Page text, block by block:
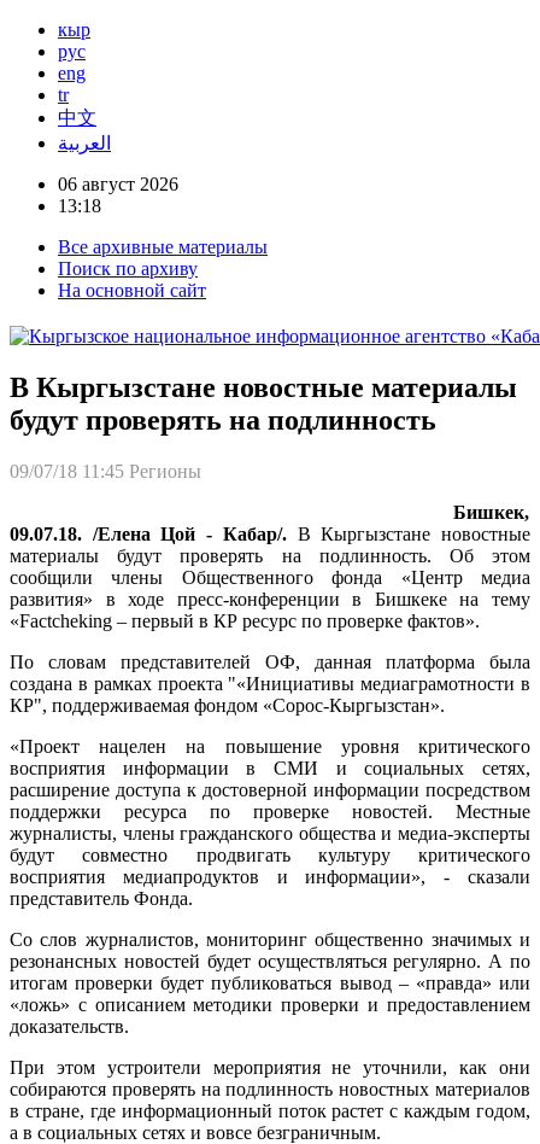
кыр
рус
eng
tr
中文
العربية
06 август 2026
13:18
Все архивные материалы
Поиск по архиву
На основной сайт
В Кыргызстане новостные материалы
будут проверять на подлинность
09/07/18 11:45 Регионы
Бишкек,
09.07.18. /Елена Цой - Кабар/.В Кыргызстане новостные
материалы будут проверять на подлинность. Об этом
сообщили члены Общественного фонда «Центр медиа
развития» в ходе пресс-конференции в Бишкеке на тему
«Factcheking – первый в КР ресурс по проверке фактов».
По словам представителей ОФ, данная платформа была
создана в рамках проекта "«Инициативы медиаграмотности в
КР", поддерживаемая фондом «Сорос-Кыргызстан».
«Проект нацелен на повышение уровня критического
восприятия информации в СМИ и социальных сетях,
расширение доступа к достоверной информации посредством
поддержки ресурса по проверке новостей. Местные
журналисты, члены гражданского общества и медиа-эксперты
будут совместно продвигать культуру критического
восприятия медиапродуктов и информации», - сказали
представитель Фонда.
Со слов журналистов, мониторинг общественно значимых и
резонансных новостей будет осуществляться регулярно. А по
итогам проверки будет публиковаться вывод – «правда» или
«ложь» с описанием методики проверки и предоставлением
доказательств.
При этом устроители мероприятия не уточнили, как они
собираются проверять на подлинность новостных материалов
в стране, где информационный поток растет с каждым годом,
а в социальных сетях и вовсе безграничным.